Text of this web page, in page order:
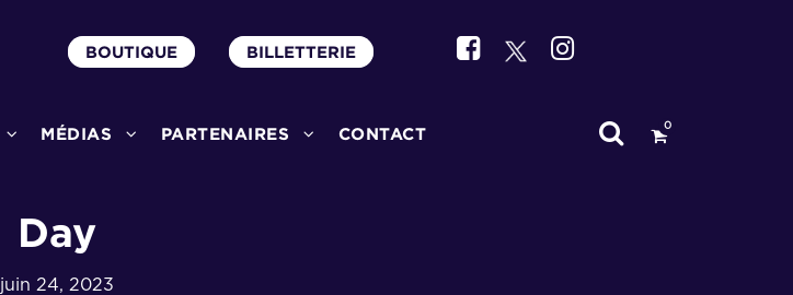
BOUTIQUE BILLETTERIE
MÉDIAS PARTENAIRES CONTACT 0
Day
juin 24, 2023